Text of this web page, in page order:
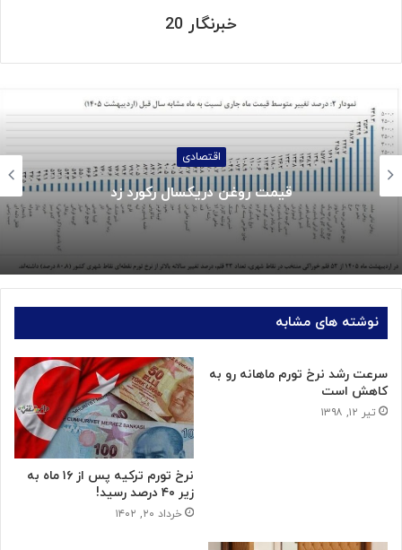
خبرنگار 20
اقتصادی
قیمت روغن دریکسال رکورد زد
نوشته های مشابه
سرعت رشد نرخ تورم ماهانه رو به
کاهش است
تیر ۱۲, ۱۳۹۸
نرخ تورم ترکیه پس از ۱۶ ماه به
زیر ۴۰ درصد رسید!
خرداد ۲۰, ۱۴۰۲